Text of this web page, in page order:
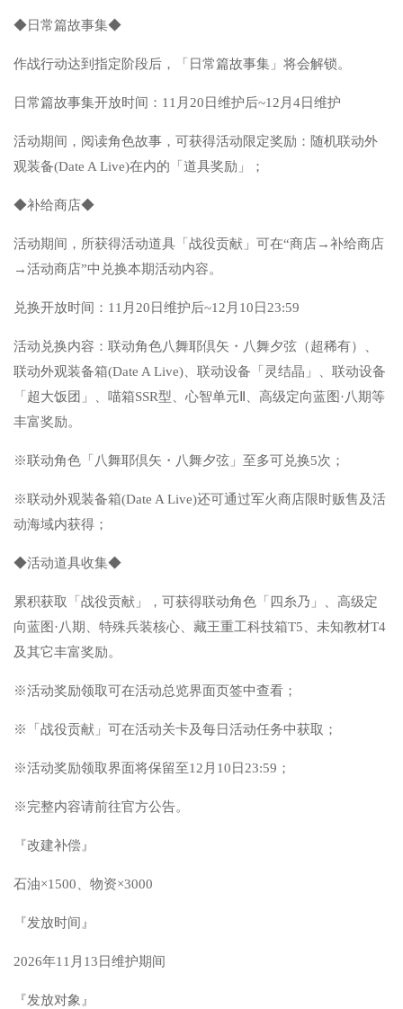
◆日常篇故事集◆
作战行动达到指定阶段后，「日常篇故事集」将会解锁。
日常篇故事集开放时间：11月20日维护后~12月4日维护
活动期间，阅读角色故事，可获得活动限定奖励：随机联动外
观装备(Date A Live)在内的「道具奖励」；
◆补给商店◆
活动期间，所获得活动道具「战役贡献」可在“商店→补给商店
→活动商店”中兑换本期活动内容。
兑换开放时间：11月20日维护后~12月10日23:59
活动兑换内容：联动角色八舞耶倶矢・八舞夕弦（超稀有）、
联动外观装备箱(Date A Live)、联动设备「灵结晶」、联动设备
「超大饭团」、喵箱SSR型、心智单元Ⅱ、高级定向蓝图·八期等
丰富奖励。
※联动角色「八舞耶倶矢・八舞夕弦」至多可兑换5次；
※联动外观装备箱(Date A Live)还可通过军火商店限时贩售及活
动海域内获得；
◆活动道具收集◆
累积获取「战役贡献」，可获得联动角色「四糸乃」、高级定
向蓝图·八期、特殊兵装核心、藏王重工科技箱T5、未知教材T4
及其它丰富奖励。
※活动奖励领取可在活动总览界面页签中查看；
※「战役贡献」可在活动关卡及每日活动任务中获取；
※活动奖励领取界面将保留至12月10日23:59；
※完整内容请前往官方公告。
『改建补偿』
石油×1500、物资×3000
『发放时间』
2026年11月13日维护期间
『发放对象』